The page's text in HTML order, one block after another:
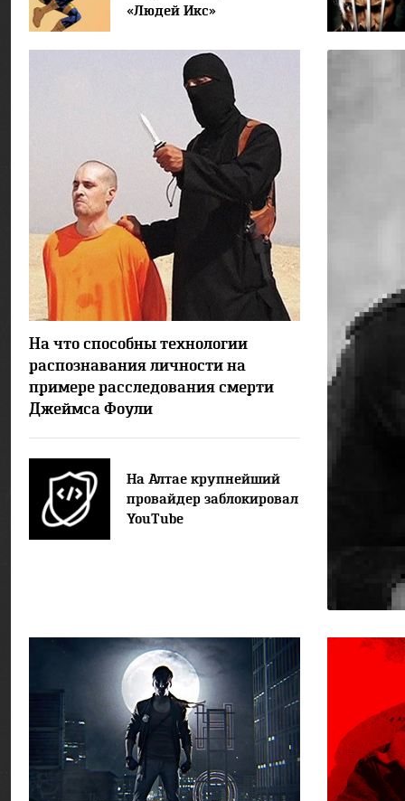
«Людей Икс»
На что способны технологии
распознавания личности на
примере расследования смерти
Джеймса Фоули
На Алтае крупнейший
провайдер заблокировал
YouTube